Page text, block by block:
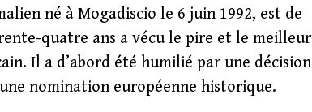
né à Mogadiscio le 6 juin 1992, est de
quatre ans a vécu le pire et le meilleur
Il a d’abord été humilié par une décision
nomination européenne historique.